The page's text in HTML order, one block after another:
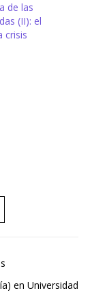
de las
(II): el
crisis
en Universidad